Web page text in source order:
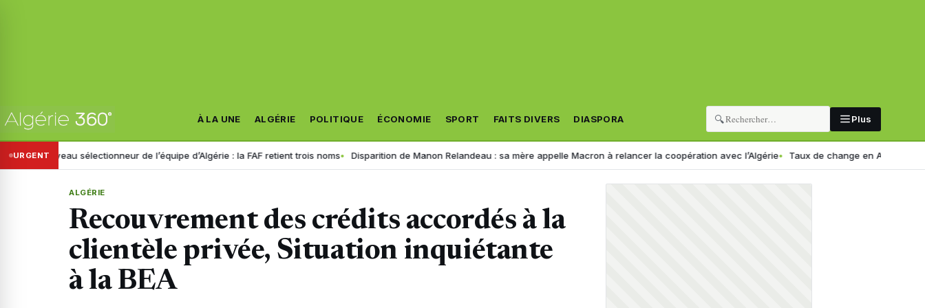
À LA UNE ALGÉRIE POLITIQUE ÉCONOMIE SPORT FAITS DIVERS DIASPORA 🔍 Plus
URGENT
Nouveau sélectionneur de l’équipe d’Algérie : la FAF retient trois noms Disparition de Manon Relandeau : sa mère appelle Macron à relancer la coopération avec l’Algérie Taux de change en Algérie : voici le
ALGÉRIE
Recouvrement des crédits accordés à la
clientèle privée, Situation inquiétante
à la BEA